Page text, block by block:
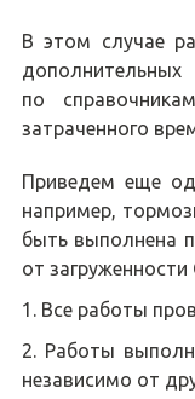
В этом случае
по
затраченного
Приведем еще
например,
быть выполнена
от
Все работы
Работы
независимо от